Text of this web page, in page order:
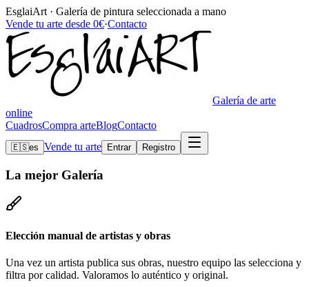
EsglaiArt · Galería de pintura seleccionada a mano
Vende tu arte desde 0€·Contacto
Galería de arte
online
CuadrosCompra arteBlogContacto
🇪🇸es Vende tu arte Entrar Registro
La mejor Galería
Elección manual de artistas y obras
Una vez un artista publica sus obras, nuestro equipo las selecciona y
filtra por calidad. Valoramos lo auténtico y original.